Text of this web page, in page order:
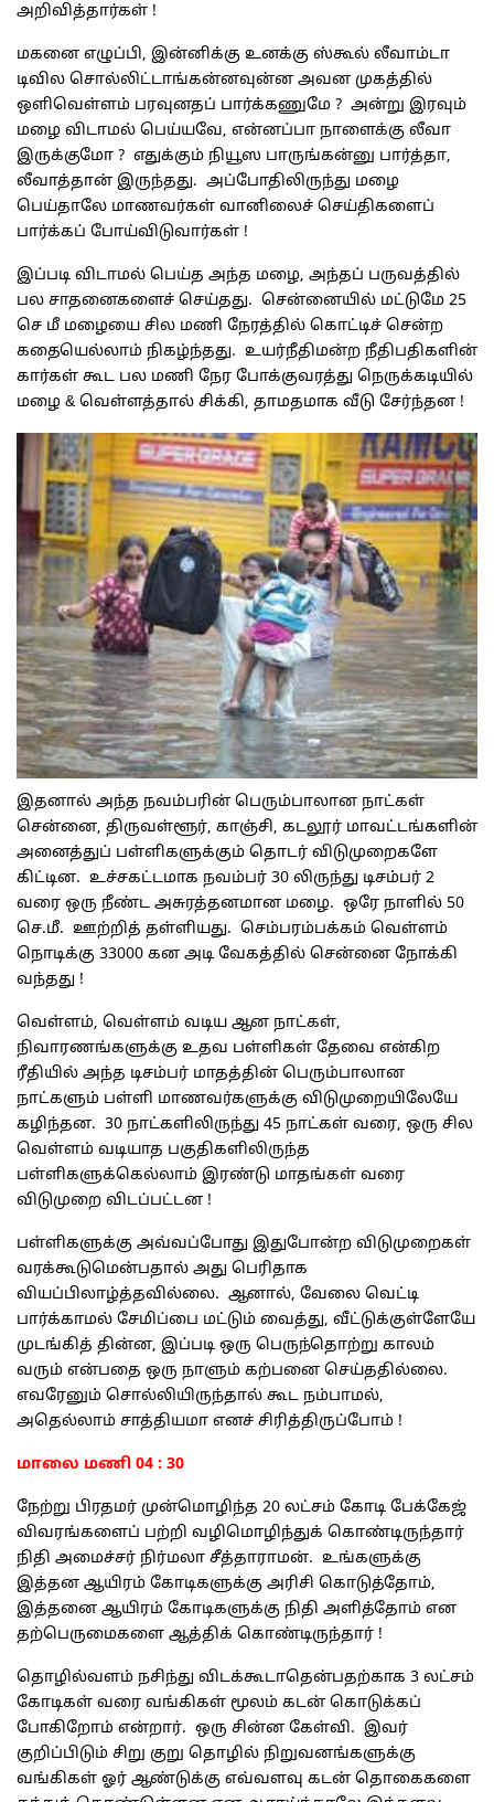
அறிவித்தார்கள் !
மகனை எழுப்பி, இன்னிக்கு உனக்கு ஸ்கூல் லீவாம்டா
டிவில சொல்லிட்டாங்கன்னவுன்ன அவன முகத்தில்
ஒளிவெள்ளம் பரவுனதப் பார்க்கணுமே ? அன்று இரவும்
மழை விடாமல் பெய்யவே, என்னப்பா நாளைக்கு லீவா
இருக்குமோ ? எதுக்கும் நியூஸ பாருங்கன்னு பார்த்தா,
லீவாத்தான் இருந்தது. அப்போதிலிருந்து மழை
பெய்தாலே மாணவர்கள் வானிலைச் செய்திகளைப்
பார்க்கப் போய்விடுவார்கள் !
இப்படி விடாமல் பெய்த அந்த மழை, அந்தப் பருவத்தில்
பல சாதனைகளைச் செய்தது. சென்னையில் மட்டுமே 25
செ மீ மழையை சில மணி நேரத்தில் கொட்டிச் சென்ற
கதையெல்லாம் நிகழ்ந்தது. உயர்நீதிமன்ற நீதிபதிகளின்
கார்கள் கூட பல மணி நேர போக்குவரத்து நெருக்கடியில்
மழை & வெள்ளத்தால் சிக்கி, தாமதமாக வீடு சேர்ந்தன !
இதனால் அந்த நவம்பரின் பெரும்பாலான நாட்கள்
சென்னை, திருவள்ளூர், காஞ்சி, கடலூர் மாவட்டங்களின்
அனைத்துப் பள்ளிகளுக்கும் தொடர் விடுமுறைகளே
கிட்டின. உச்சகட்டமாக நவம்பர் 30 லிருந்து டிசம்பர் 2
வரை ஒரு நீண்ட அசுரத்தனமான மழை. ஒரே நாளில் 50
செ.மீ. ஊற்றித் தள்ளியது. செம்பரம்பக்கம் வெள்ளம்
நொடிக்கு 33000 கன அடி வேகத்தில் சென்னை நோக்கி
வந்தது !
வெள்ளம், வெள்ளம் வடிய ஆன நாட்கள்,
நிவாரணங்களுக்கு உதவ பள்ளிகள் தேவை என்கிற
ரீதியில் அந்த டிசம்பர் மாதத்தின் பெரும்பாலான
நாட்களும் பள்ளி மாணவர்களுக்கு விடுமுறையிலேயே
கழிந்தன. 30 நாட்களிலிருந்து 45 நாட்கள் வரை, ஒரு சில
வெள்ளம் வடியாத பகுதிகளிலிருந்த
பள்ளிகளுக்கெல்லாம் இரண்டு மாதங்கள் வரை
விடுமுறை விடப்பட்டன !
பள்ளிகளுக்கு அவ்வப்போது இதுபோன்ற விடுமுறைகள்
வரக்கூடுமென்பதால் அது பெரிதாக
வியப்பிலாழ்த்தவில்லை. ஆனால், வேலை வெட்டி
பார்க்காமல் சேமிப்பை மட்டும் வைத்து, வீட்டுக்குள்ளேயே
முடங்கித் தின்ன, இப்படி ஒரு பெருந்தொற்று காலம்
வரும் என்பதை ஒரு நாளும் கற்பனை செய்ததில்லை.
எவரேனும் சொல்லியிருந்தால் கூட நம்பாமல்,
அதெல்லாம் சாத்தியமா எனச் சிரித்திருப்போம் !
மாலை மணி 04 : 30
நேற்று பிரதமர் முன்மொழிந்த 20 லட்சம் கோடி பேக்கேஜ்
விவரங்களைப் பற்றி வழிமொழிந்துக் கொண்டிருந்தார்
நிதி அமைச்சர் நிர்மலா சீத்தாராமன். உங்களுக்கு
இத்தன ஆயிரம் கோடிகளுக்கு அரிசி கொடுத்தோம்,
இத்தனை ஆயிரம் கோடிகளுக்கு நிதி அளித்தோம் என
தற்பெருமைகளை ஆத்திக் கொண்டிருந்தார் !
தொழில்வளம் நசிந்து விடக்கூடாதென்பதற்காக 3 லட்சம்
கோடிகள் வரை வங்கிகள் மூலம் கடன் கொடுக்கப்
போகிறோம் என்றார். ஒரு சின்ன கேள்வி. இவர்
குறிப்பிடும் சிறு குறு தொழில் நிறுவனங்களுக்கு
வங்கிகள் ஓர் ஆண்டுக்கு எவ்வளவு கடன் தொகைகளை